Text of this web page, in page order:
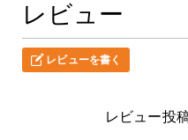
レビュー
レビューを書く
レビュー投